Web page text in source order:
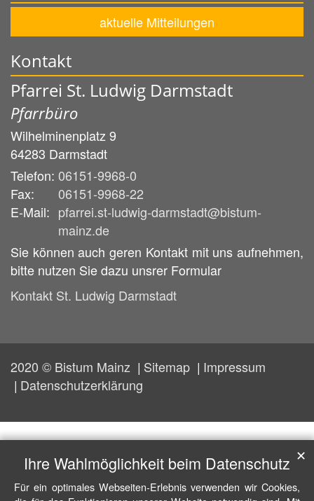
aktuelle Mitteilungen
Kontakt
Pfarrei St. Ludwig Darmstadt
Pfarrbüro
Wilhelminenplatz 9
64283 Darmstadt
Telefon: 06151-9968-0
Fax:
06151-9968-22
E-Mail: pfarrei.st-ludwig-darmstadt@bistum-
mainz.de
Sie können auch geren Kontakt mit uns aufnehmen,
bitte nutzen Sie dazu unsrer Formular
Kontakt St. Ludwig Darmstadt
2020 © Bistum Mainz Sitemap
Impressum
Datenschutzerklärung
Ihre Wahlmöglichkeit beim Datenschutz
Für ein optimales Webseiten-Erlebnis verwenden wir Cookies,
✕